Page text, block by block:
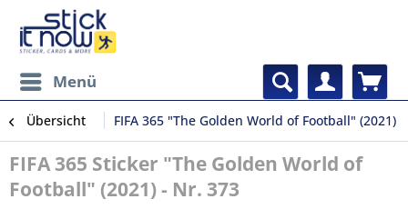
Menü
Übersicht FIFA 365 "The Golden World of Football" (2021)
FIFA 365 Sticker "The Golden World of
Football" (2021) - Nr. 373